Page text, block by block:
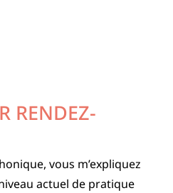
RENDEZ-
vous m’expliquez
actuel de pratique